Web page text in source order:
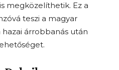
megközelíthetik. Ez a
teszi a magyar
árrobbanás után